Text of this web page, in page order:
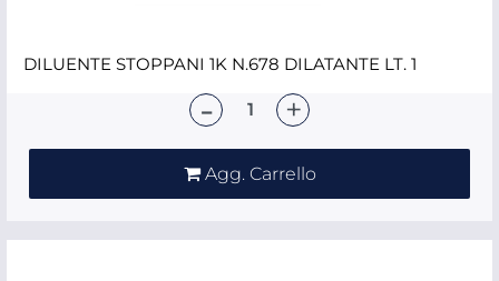
DILUENTE STOPPANI 1K N.678 DILATANTE LT. 1
Agg. Carrello